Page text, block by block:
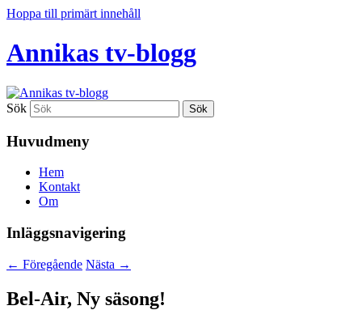
Hoppa till primärt innehåll
Annikas tv-blogg
Sök
Huvudmeny
Hem
Kontakt
Om
Inläggsnavigering
← Föregående Nästa →
Bel-Air, Ny säsong!